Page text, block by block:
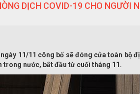
DỊCH COVID-19 CHO NGƯỜI
11/11 công bố sẽ đóng cửa toàn bộ
trong nước, bắt đầu từ cuối tháng 11.